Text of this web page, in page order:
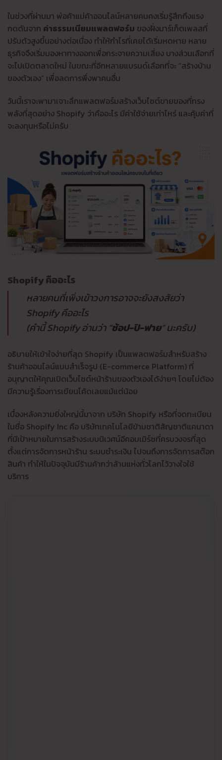
ในช่วงที่ผ่านมา พ่อค้าแม่ค้าออนไลน์หลายคนคงเริ่มรู้สึกถึงแรง
กดดันจาก ค่าธรรมเนียมแพลตฟอร์ม ของฝั่งมาร์เก็ตเพลสที่
ปรับตัวสูงขึ้นอย่างต่อเนื่อง ทำให้กำไรที่เคยได้เริ่มหดหาย หลาย
ธุรกิจจึงเริ่มมองหาทางออกเพื่อกระจายความเสี่ยง บางส่วนเลือกที่
จะไปเปิดตลาดใหม่ ในขณะที่อีกหลายแบรนด์เลือกที่จะ “สร้างบ้าน
ของตัวเอง” เพื่อลดการพึ่งพาคนอื่น
วันนี้เราจะพามาเจาะลึกแพลตฟอร์มสร้างเว็บไซต์ขายของที่ทรง
พลังที่สุดอย่าง Shopify ว่าคืออะไร มีค่าใช้จ่ายเท่าไหร่ และคุ้มค่าที่
จะลงทุนหรือไม่ครับ
Shopify คืออะไร
หลายคนที่เพิ่งเข้าวงการอาจจะยังสงสัยว่า
Shopify คืออะไร
(คำนี้ Shopify อ่านว่า “ช้อป-ปิ-ฟาย” นะครับ)
อธิบายให้เข้าใจง่ายที่สุด Shopify เป็นแพลตฟอร์มสำหรับสร้าง
ร้านค้าออนไลน์แบบสำเร็จรูป (E-commerce Platform) ที่
อนุญาตให้คุณเปิดเว็บไซต์หน้าร้านของตัวเองได้ง่ายๆ โดยไม่ต้อง
มีความรู้เรื่องการเขียนโค้ดเลยแม้แต่น้อย
เบื้องหลังความยิ่งใหญ่นี้มาจาก บริษัท Shopify หรือที่จดทะเบียน
ในชื่อ Shopify Inc คือ บริษัทเทคโนโลยีข้ามชาติสัญชาติแคนาดา
ที่มีเป้าหมายในการสร้างระบบนิเวศน์อีคอมเมิร์ซที่ครบวงจรที่สุด
ตั้งแต่การจัดการหน้าร้าน ระบบชำระเงิน ไปจนถึงการจัดการสต๊อก
สินค้า ทำให้ในปัจจุบันมีร้านค้ากว่าล้านแห่งทั่วโลกไว้วางใจใช้
บริการ